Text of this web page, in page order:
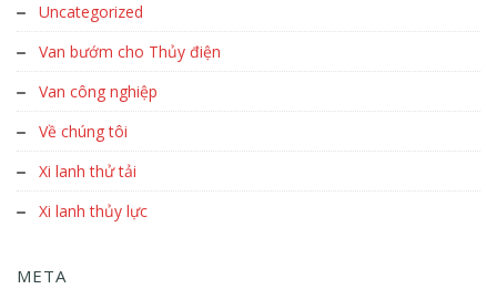
Uncategorized
Van bướm cho Thủy điện
Van công nghiệp
Về chúng tôi
Xi lanh thử tải
Xi lanh thủy lực
META